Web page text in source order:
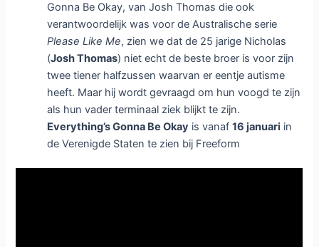
Gonna Be Okay, van Josh Thomas die ook
verantwoordelijk was voor de Australische serie
Please Like Me, zien we dat de 25 jarige Nicholas
(Josh Thomas) niet echt de beste broer is voor zijn
twee tiener halfzussen waarvan er eentje autisme
heeft. Maar hij wordt gevraagd om hun voogd te zijn
als hun vader terminaal ziek blijkt te zijn.
Everything’s Gonna Be Okay is vanaf16 januari in
de Verenigde Staten te zien bij Freeform